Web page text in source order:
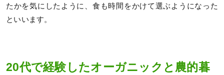
たかを気にしたように、食も時間をかけて選ぶようになった
といいます。
20代で経験したオーガニックと農的暮